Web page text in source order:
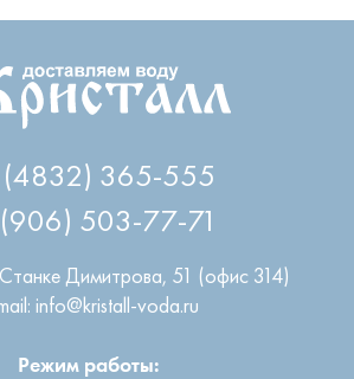
(4832) 365-555
(906) 503-77-71
Станке Димитрова, 51 (офис 314)
info@kristall-voda.ru
Режим работы: